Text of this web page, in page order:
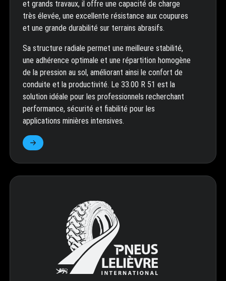
et grands travaux, il offre une capacité de charge
très élevée, une excellente résistance aux coupures
et une grande durabilité sur terrains abrasifs.
Sa structure radiale permet une meilleure stabilité,
une adhérence optimale et une répartition homogène
de la pression au sol, améliorant ainsi le confort de
conduite et la productivité. Le 33.00 R 51 est la
solution idéale pour les professionnels recherchant
performance, sécurité et fiabilité pour les
applications minières intensives.